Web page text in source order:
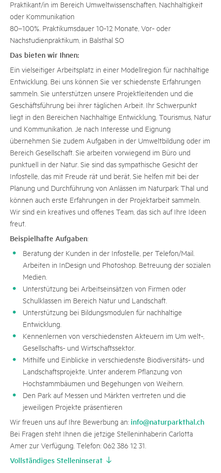
Praktikant/in im Bereich Umweltwissenschaften, Nachhaltigkeit
oder Kommunikation
80–100%. Praktikumsdauer 10-12 Monate, Vor- oder
Nachstudienpraktikum, in Balsthal SO
Das bieten wir Ihnen:
Ein vielseitiger Arbeitsplatz in einer Modellregion für nachhaltige
Entwicklung. Bei uns können Sie ver schiedenste Erfahrungen
sammeln. Sie unterstützen unsere Projektleitenden und die
Geschäftsführung bei ihrer täglichen Arbeit. Ihr Schwerpunkt
liegt in den Bereichen Nachhaltige Entwicklung, Tourismus, Natur
und Kommunikation. Je nach Interesse und Eignung
übernehmen Sie zudem Aufgaben in der Umweltbildung oder im
Bereich Gesellschaft. Sie arbeiten vorwiegend im Büro und
punktuell in der Natur. Sie sind das sympathische Gesicht der
Infostelle, das mit Freude rät und berät, Sie helfen mit bei der
Planung und Durchführung von Anlässen im Naturpark Thal und
können auch erste Erfahrungen in der Projektarbeit sammeln.
Wir sind ein kreatives und offenes Team, das sich auf Ihre Ideen
freut.
Beispielhafte Aufgaben:
Beratung der Kunden in der Infostelle, per Telefon/Mail.
Arbeiten in InDesign und Photoshop. Betreuung der sozialen
Medien.
Unterstützung bei Arbeitseinsätzen von Firmen oder
Schulklassen im Bereich Natur und Landschaft.
Unterstützung bei Bildungsmodulen für nachhaltige
Entwicklung.
Kennenlernen von verschiedensten Akteuern im Um welt-,
Gesellschafts- und Wirtschaftssektor.
Mithilfe und Einblicke in verschiedenste Biodiversitäts- und
Landschaftsprojekte. Unter anderem Pflanzung von
Hochstammbäumen und Begehungen von Weihern.
Den Park auf Messen und Märkten vertreten und die
jeweiligen Projekte präsentieren
Wir freuen uns auf Ihre Bewerbung an: info@naturparkthal.ch
Bei Fragen steht Ihnen die jetzige Stelleninhaberin Carlotta
Amer zur Verfügung. Telefon: 062 386 12 31.
Vollständiges Stelleninserat